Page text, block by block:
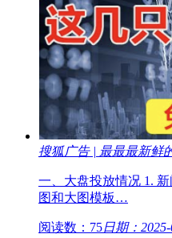
搜狐广告 | 最最最新鲜
一、大盘投放情况 1.
图和大图模板…
阅读数：75日期：